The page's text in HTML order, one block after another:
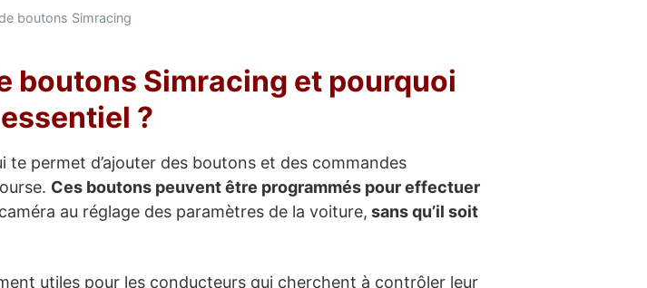
boutons Simracing
boutons Simracing et pourquoi
?
te permet d’ajouter des boutons et des commandes
Ces boutons peuvent être programmés pour effectuer
au réglage des paramètres de la voiture, sans qu’il soit
utiles pour les conducteurs qui cherchent à contrôler leur